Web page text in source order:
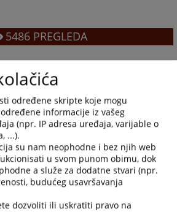
5486PREGLEDA
određene skripte koje mogu
informacije iz vašeg
(npr. IP adresa uređaja, varijable o
...).
su nam neophodne i bez njih web
u svom punom obimu, dok
a služe za dodatne stvari (npr.
budućeg usavršavanja
dozvoliti ili uskratiti pravo na